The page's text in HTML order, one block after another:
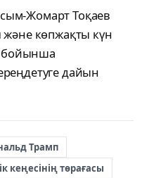
Жомарт Тоқаев
және көпжақты күн
бойынша
дайын
Трамп
кеңесінің төрағасы